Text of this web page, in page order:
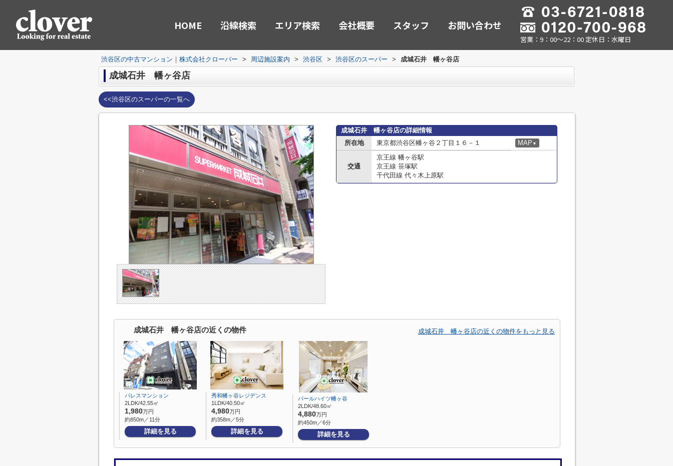
HOME 沿線検索 エリア検索 会社概要 スタッフ お問い合わせ
営業：9：00～22：00 定休日：水曜日
渋谷区の中古マンション｜株式会社クローバー > 周辺施設案内 > 渋谷区 > 渋谷区のスーパー > 成城石井 幡ヶ谷店
成城石井 幡ヶ谷店
<<渋谷区のスーパーの一覧へ
成城石井 幡ヶ谷店の詳細情報
所在地
東京都渋谷区幡ヶ谷２丁目１６－１ MAP ▼
交通
京王線 幡ヶ谷駅
京王線 笹塚駅
千代田線 代々木上原駅
成城石井 幡ヶ谷店の近くの物件 成城石井 幡ヶ谷店の近くの物件をもっと見る
パレスマンション
2LDK/42.55㎡
1,980万円
約850m／11分
詳細を見る
秀和幡ヶ谷レジデンス
1LDK/40.50㎡
4,980万円
約358m／5分
詳細を見る
パールハイツ幡ヶ谷
2LDK/48.60㎡
4,880万円
約450m／6分
詳細を見る